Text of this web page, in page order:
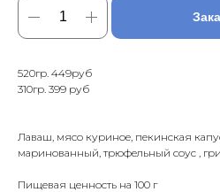
520гр. 449руб
310гр. 399 руб
Лаваш, мясо куриное, пекинская
маринованный, трюфельный соус ,
Пищевая ценность на 100 г